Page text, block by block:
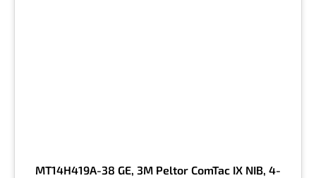
MT14H419A-38 GE, 3M Peltor ComTac IX NIB, 4-